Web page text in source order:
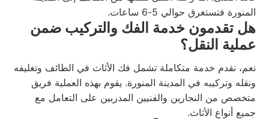
المنورة فتستغرق حوالي 5-6 ساعات.
هل تقدمون خدمة الفك والتركيب ضمن
عملية النقل؟
نعم، نقدم خدمة متكاملة تشمل فك الأثاث في الطائف وتغليفه
ونقله وتركيبه في المدينة المنورة. يقوم بهذه العملية فريق
متخصص من النجارين والفنيين المدربين على التعامل مع
جميع أنواع الأثاث.